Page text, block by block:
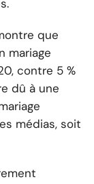
que
mariage
contre 5 %
dû à une
médias, soit